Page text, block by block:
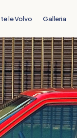
le Volvo Galleria